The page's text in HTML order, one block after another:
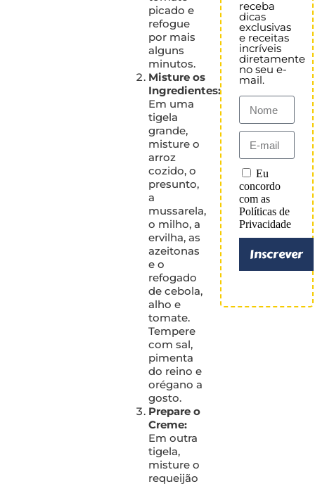
picado e
refogue
por mais
alguns
minutos.
Misture os
Ingredientes:
Em uma
tigela
grande,
misture o
arroz
cozido, o
presunto,
a
mussarela,
o milho, a
ervilha, as
azeitonas
e o
refogado
de cebola,
alho e
tomate.
Tempere
com sal,
pimenta
do reino e
orégano a
gosto.
Prepare o
Creme:
Em outra
tigela,
misture o
requeijão
receba
dicas
exclusivas
e receitas
incríveis
diretamente
no seu e-
mail.
Eu
concordo
com as
Políticas de
Privacidade
Inscrever